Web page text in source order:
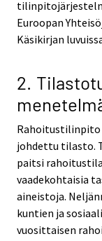
Euroopan
Käsikirjan
2.
Rahoitustilinpito
johdettu tilasto.
paitsi
vaadekohtaisia
aineistoja.
kuntien ja
vuosittaisen